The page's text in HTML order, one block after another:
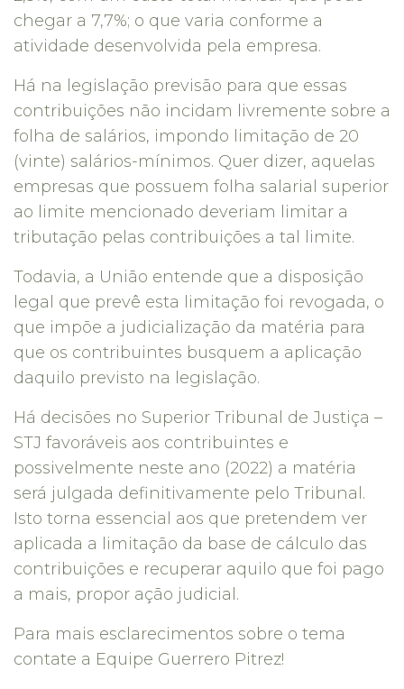
chegar a 7,7%; o que varia conforme a
atividade desenvolvida pela empresa.
Há na legislação previsão para que essas
contribuições não incidam livremente sobre a
folha de salários, impondo limitação de 20
(vinte) salários-mínimos. Quer dizer, aquelas
empresas que possuem folha salarial superior
ao limite mencionado deveriam limitar a
tributação pelas contribuições a tal limite.
Todavia, a União entende que a disposição
legal que prevê esta limitação foi revogada, o
que impõe a judicialização da matéria para
que os contribuintes busquem a aplicação
daquilo previsto na legislação.
Há decisões no Superior Tribunal de Justiça –
STJ favoráveis aos contribuintes e
possivelmente neste ano (2022) a matéria
será julgada definitivamente pelo Tribunal.
Isto torna essencial aos que pretendem ver
aplicada a limitação da base de cálculo das
contribuições e recuperar aquilo que foi pago
a mais, propor ação judicial.
Para mais esclarecimentos sobre o tema
contate a Equipe Guerrero Pitrez!